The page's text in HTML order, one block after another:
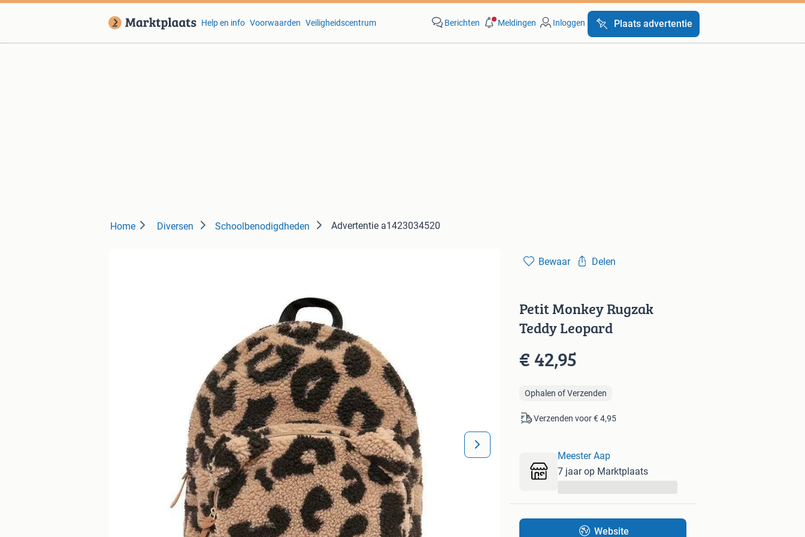
Help en info Voorwaarden Veiligheidscentrum Berichten Meldingen Inloggen Plaats advertentie
Home Diversen Schoolbenodigdheden Advertentie a1423034520
Bewaar Delen
Petit Monkey Rugzak
Teddy Leopard
€ 42,95
Ophalen of Verzenden
Verzenden voor € 4,95
Meester Aap
7 jaar op Marktplaats
Website